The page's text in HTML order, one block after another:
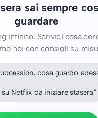
sai sempre
guardare
infinito. Scrivici cosa
noi con consigli su
cosa guardo
Netflix da iniziare stasera"